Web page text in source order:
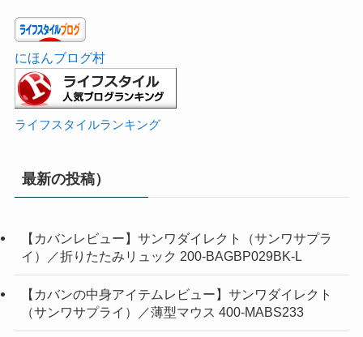
にほんブログ村
ライフスタイルランキング
最新の投稿）
【カバンレビュー】サンワダイレクト（サンワサプラ
イ）／折りたたみリュック 200-BAGBP029BK-L
【カバンの中身アイテムレビュー】サンワダイレクト
（サンワサプライ）／薄型マウス 400-MABS233